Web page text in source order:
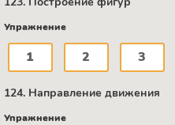
Упражнение
1 2 3
124. Направление движения
Упражнение